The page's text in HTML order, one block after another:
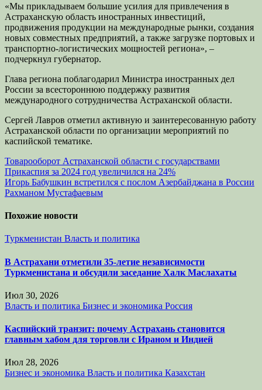
«Мы прикладываем большие усилия для привлечения в
Астраханскую область иностранных инвестиций,
продвижения продукции на международные рынки, создания
новых совместных предприятий, а также загрузке портовых и
транспортно-логистических мощностей региона», –
подчеркнул губернатор.
Глава региона поблагодарил Министра иностранных дел
России за всестороннюю поддержку развития
международного сотрудничества Астраханской области.
Сергей Лавров отметил активную и заинтересованную работу
Астраханской области по организации мероприятий по
каспийской тематике.
Навигация
по
записям
Товарооборот Астраханской области с государствами
Прикаспия за 2024 год увеличился на 24%
Игорь Бабушкин встретился с послом Азербайджана в России
Рахманом Мустафаевым
Похожие новости
Туркменистан Власть и политика
В Астрахани отметили 35-летие независимости
Туркменистана и обсудили заседание Халк Маслахаты
Июл 30, 2026
Власть и политика Бизнес и экономика Россия
Каспийский транзит: почему Астрахань становится
главным хабом для торговли с Ираном и Индией
Июл 28, 2026
Бизнес и экономика Власть и политика Казахстан